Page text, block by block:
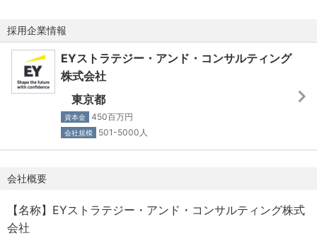
採用企業情報
EYストラテジー・アンド・コンサルティング
株式会社
東京都
資本金 450百万円
会社規模 501-5000人
会社概要
【名称】EYストラテジー・アンド・コンサルティング株式
会社